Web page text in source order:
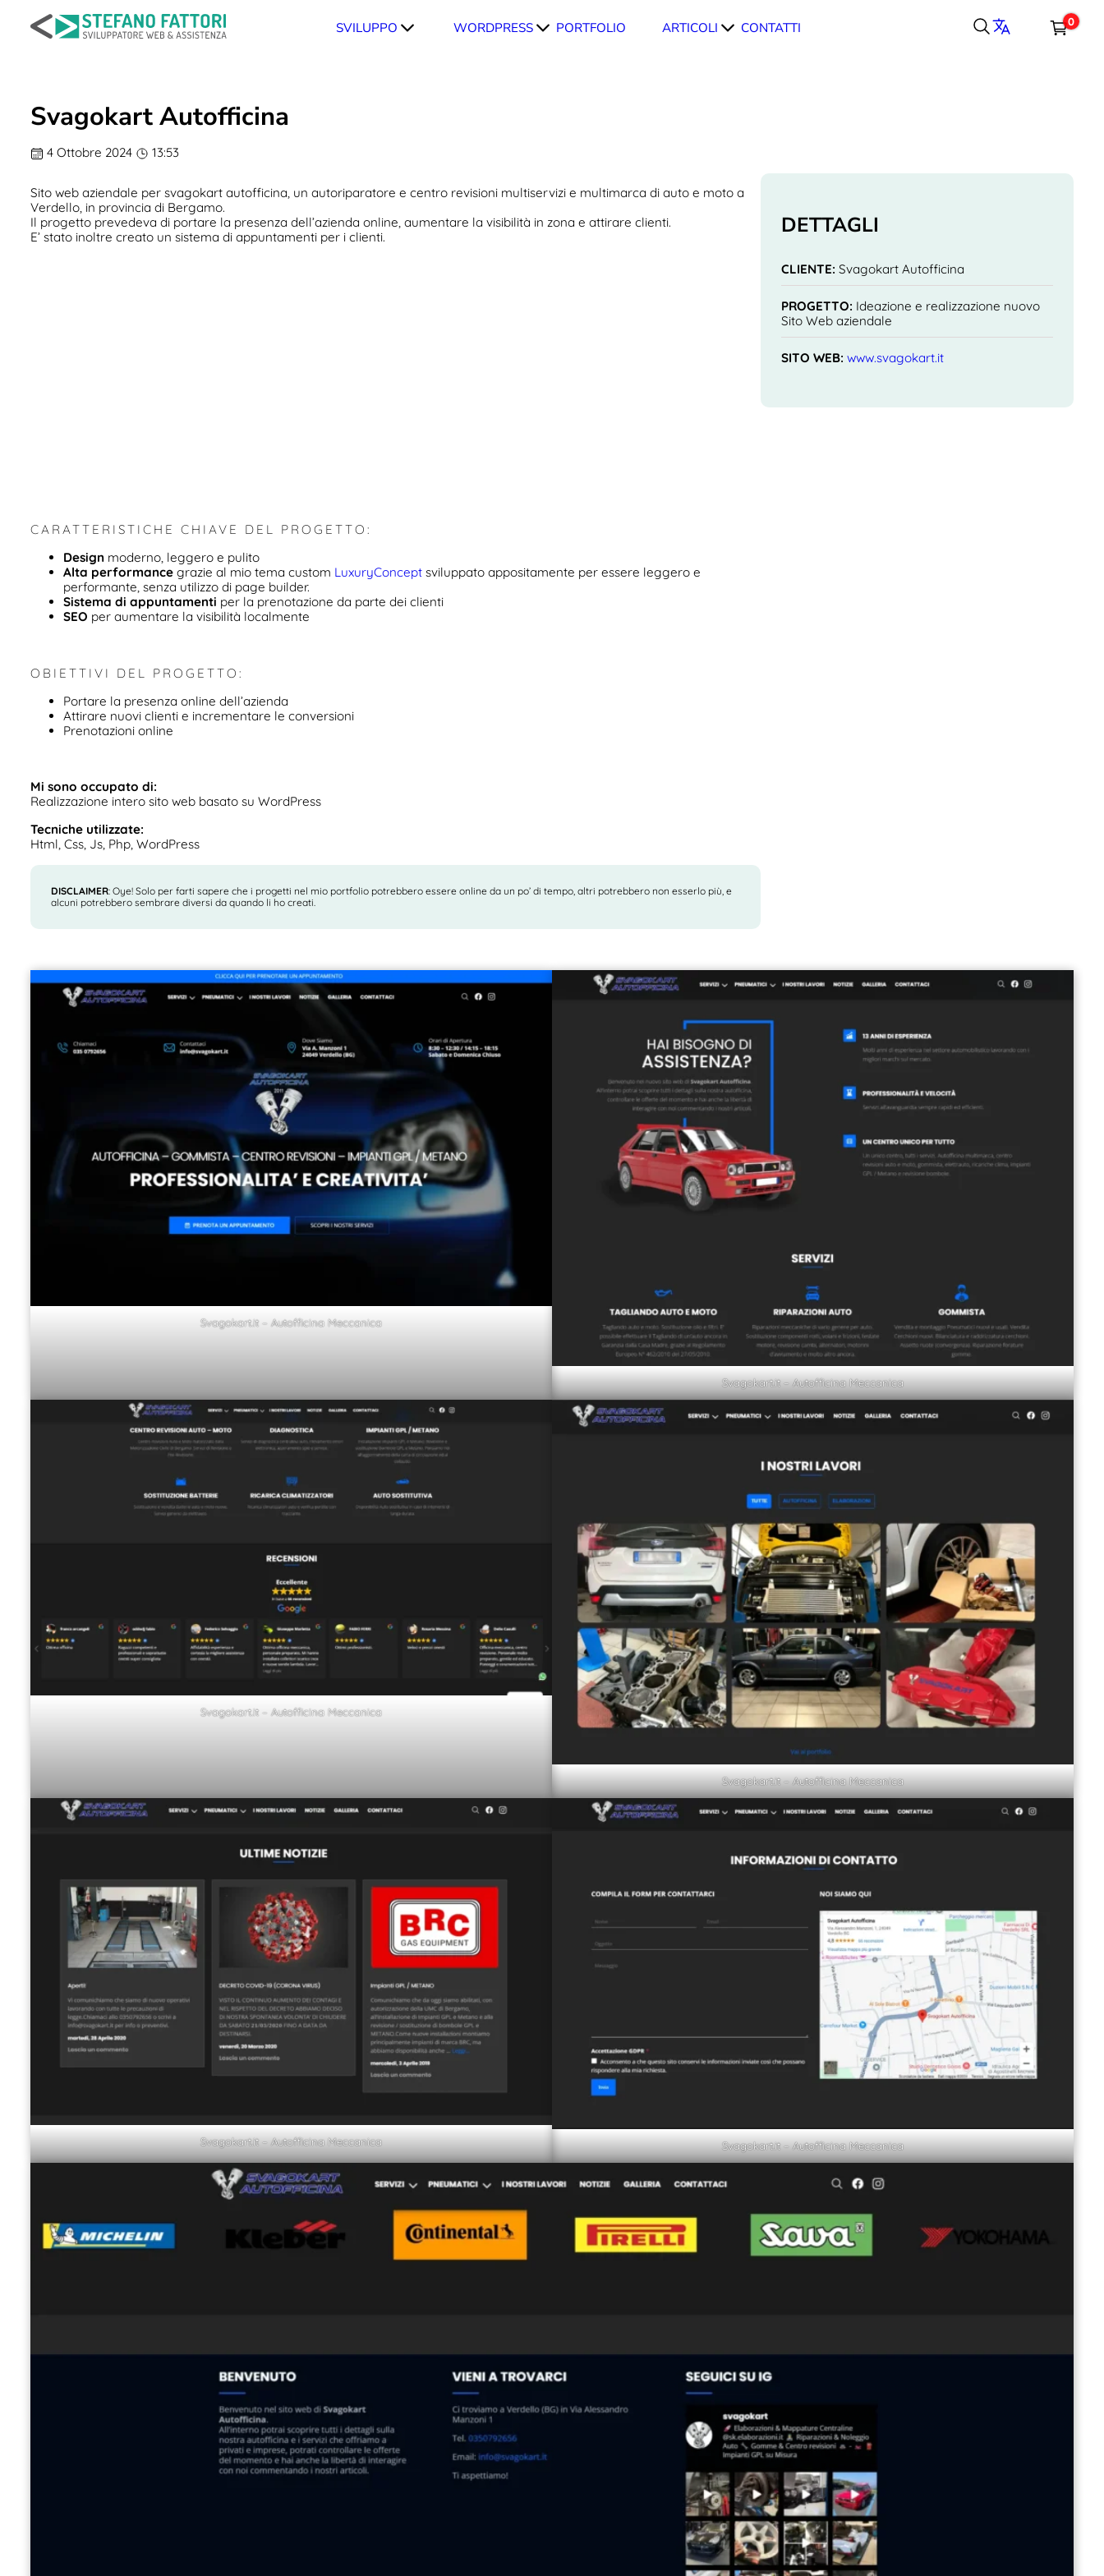
contenuto
SVILUPPO WORDPRESS PORTFOLIO ARTICOLI CONTATTI 0
Svagokart Autofficina
4 Ottobre 2024 13:53
Sito web aziendale per svagokart autofficina, un autoriparatore e centro revisioni multiservizi e multimarca di auto e moto a
Verdello, in provincia di Bergamo.
Il progetto prevedeva di portare la presenza dell’azienda online, aumentare la visibilità in zona e attirare clienti.
E’ stato inoltre creato un sistema di appuntamenti per i clienti.
CARATTERISTICHE CHIAVE DEL PROGETTO:
Design moderno, leggero e pulito
Alta performance grazie al mio tema custom LuxuryConcept sviluppato appositamente per essere leggero e
performante, senza utilizzo di page builder.
Sistema di appuntamenti per la prenotazione da parte dei clienti
SEO per aumentare la visibilità localmente
OBIETTIVI DEL PROGETTO:
Portare la presenza online dell’azienda
Attirare nuovi clienti e incrementare le conversioni
Prenotazioni online
Mi sono occupato di:
Realizzazione intero sito web basato su WordPress
Tecniche utilizzate:
Html, Css, Js, Php, WordPress
DISCLAIMER: Oye! Solo per farti sapere che i progetti nel mio portfolio potrebbero essere online da un po’ di tempo, altri potrebbero non esserlo più, e
alcuni potrebbero sembrare diversi da quando li ho creati.
DETTAGLI
CLIENTE: Svagokart Autofficina
PROGETTO: Ideazione e realizzazione nuovo
Sito Web aziendale
SITO WEB: www.svagokart.it
Svagokart.it – Autofficina Meccanica
Svagokart.it – Autofficina Meccanica
Svagokart.it – Autofficina Meccanica
Svagokart.it – Autofficina Meccanica
Svagokart.it – Autofficina Meccanica Svagokart.it – Autofficina Meccanica